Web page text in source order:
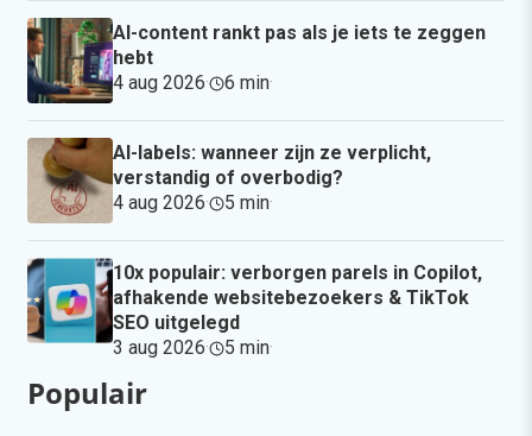
AI-content rankt pas als je iets te zeggen
hebt
4 aug 2026· 6 min·
AI-labels: wanneer zijn ze verplicht,
verstandig of overbodig?
4 aug 2026· 5 min·
10x populair: verborgen parels in Copilot,
afhakende websitebezoekers & TikTok
SEO uitgelegd
3 aug 2026· 5 min·
Populair